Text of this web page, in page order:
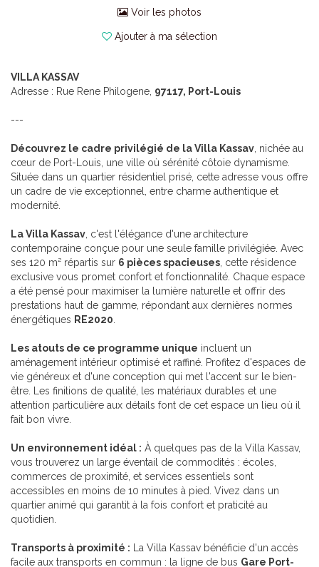
Voir les photos
Ajouter à ma sélection
VILLA KASSAV
Adresse : Rue Rene Philogene, 97117, Port-Louis
---
Découvrez le cadre privilégié de la Villa Kassav, nichée au
cœur de Port-Louis, une ville où sérénité côtoie dynamisme.
Située dans un quartier résidentiel prisé, cette adresse vous offre
un cadre de vie exceptionnel, entre charme authentique et
modernité.
La Villa Kassav, c'est l'élégance d'une architecture
contemporaine conçue pour une seule famille privilégiée. Avec
ses 120 m² répartis sur 6 pièces spacieuses, cette résidence
exclusive vous promet confort et fonctionnalité. Chaque espace
a été pensé pour maximiser la lumière naturelle et offrir des
prestations haut de gamme, répondant aux dernières normes
énergétiques RE2020.
Les atouts de ce programme unique incluent un
aménagement intérieur optimisé et raffiné. Profitez d'espaces de
vie généreux et d'une conception qui met l'accent sur le bien-
être. Les finitions de qualité, les matériaux durables et une
attention particulière aux détails font de cet espace un lieu où il
fait bon vivre.
Un environnement idéal : À quelques pas de la Villa Kassav,
vous trouverez un large éventail de commodités : écoles,
commerces de proximité, et services essentiels sont
accessibles en moins de 10 minutes à pied. Vivez dans un
quartier animé qui garantit à la fois confort et praticité au
quotidien.
Transports à proximité : La Villa Kassav bénéficie d'un accès
facile aux transports en commun : la ligne de bus Gare Port-